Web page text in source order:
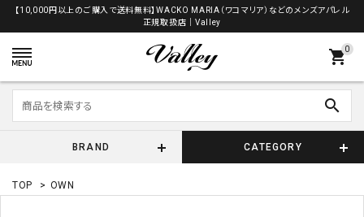
【10,000円以上のご購入で送料無料】WACKO MARIA（ワコマリア）などのメンズアパレル
正規取扱店│Valley
0
shopping_cart
search
BRAND CATEGORY
TOP > OWN